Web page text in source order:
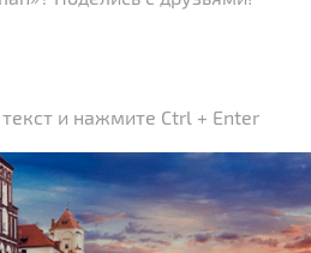
и нажмите Ctrl + Enter